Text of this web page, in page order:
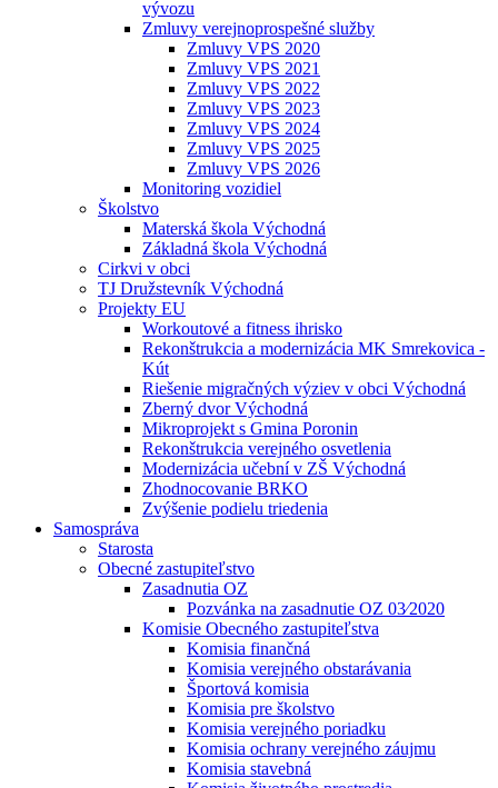
vývozu
Zmluvy verejnoprospešné služby
Zmluvy VPS 2020
Zmluvy VPS 2021
Zmluvy VPS 2022
Zmluvy VPS 2023
Zmluvy VPS 2024
Zmluvy VPS 2025
Zmluvy VPS 2026
Monitoring vozidiel
Školstvo
Materská škola Východná
Základná škola Východná
Cirkvi v obci
TJ Družstevník Východná
Projekty EU
Workoutové a fitness ihrisko
Rekonštrukcia a modernizácia MK Smrekovica -
Kút
Riešenie migračných výziev v obci Východná
Zberný dvor Východná
Mikroprojekt s Gmina Poronin
Rekonštrukcia verejného osvetlenia
Modernizácia učební v ZŠ Východná
Zhodnocovanie BRKO
Zvýšenie podielu triedenia
Samospráva
Starosta
Obecné zastupiteľstvo
Zasadnutia OZ
Pozvánka na zasadnutie OZ 03⁄2020
Komisie Obecného zastupiteľstva
Komisia finančná
Komisia verejného obstarávania
Športová komisia
Komisia pre školstvo
Komisia verejného poriadku
Komisia ochrany verejného záujmu
Komisia stavebná